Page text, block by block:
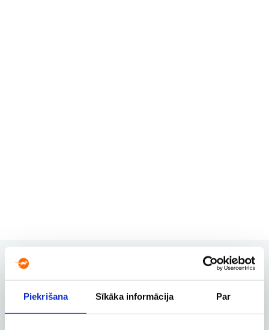
Piekrišana Sīkāka informācija Par
Rezervācijas pārvaldība
Rezervācijas maiņa, atcelšana un